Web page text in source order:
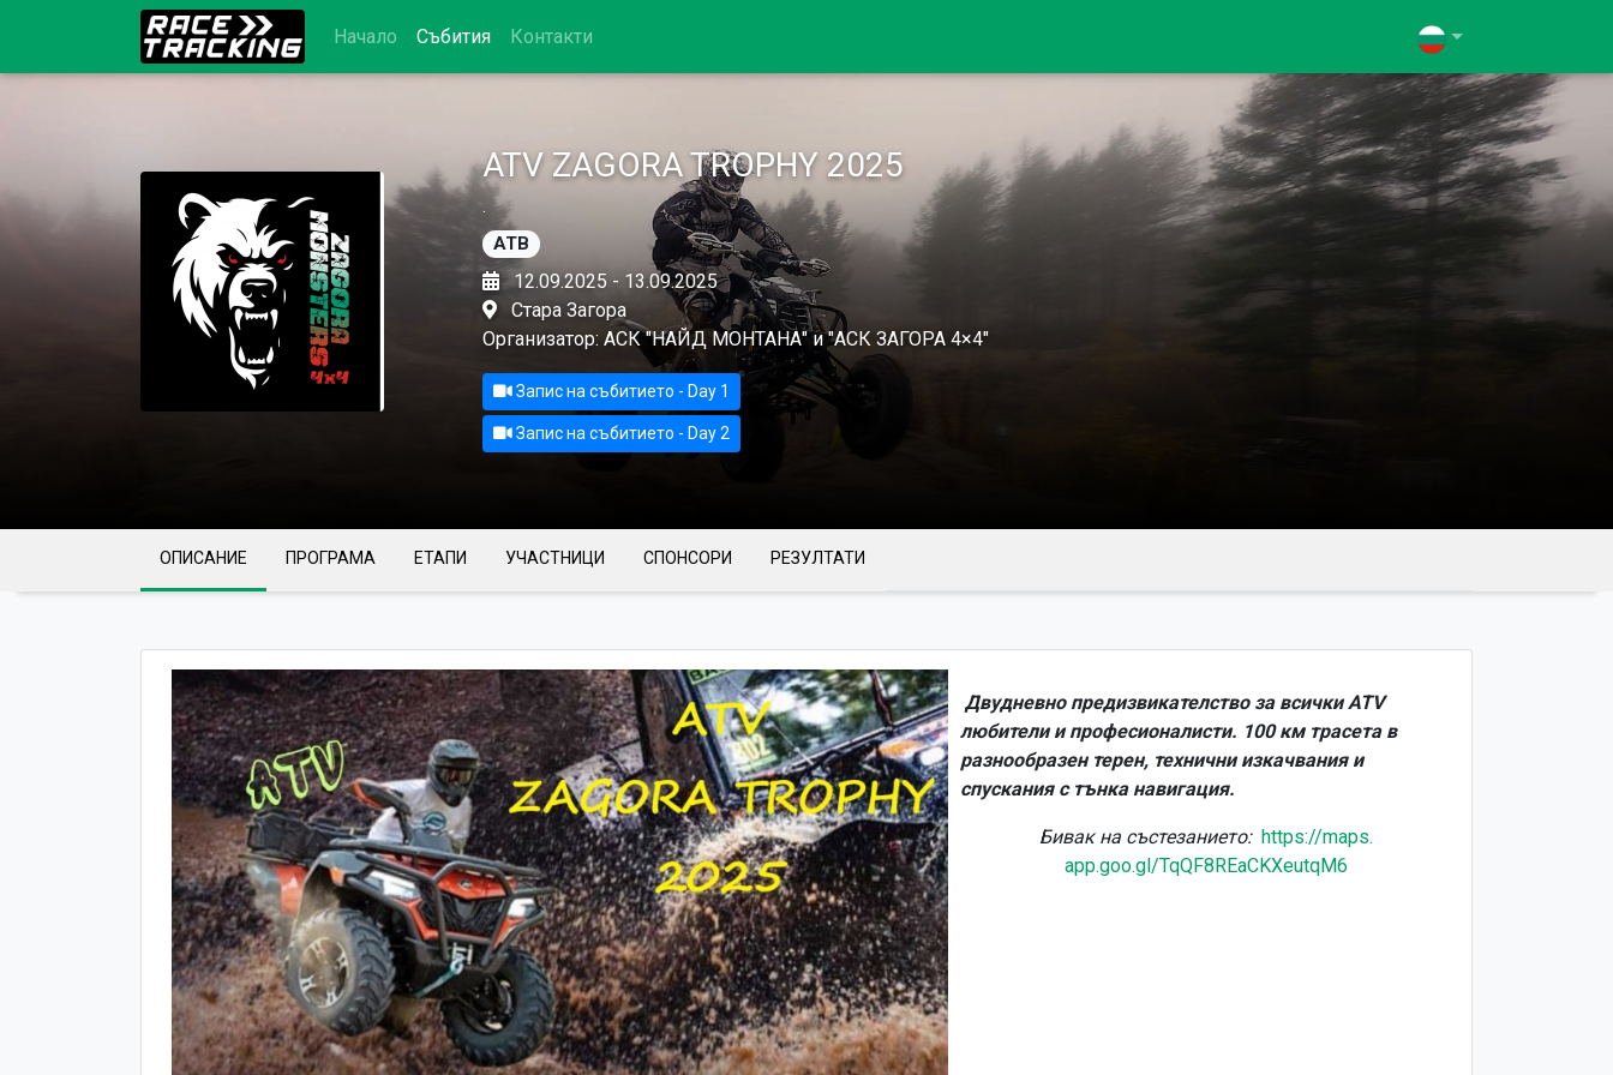
Начало Събития Контакти
ATV ZAGORA TROPHY 2025
.
АТВ
12.09.2025 - 13.09.2025
Стара Загора
Организатор: АСК "НАЙД МОНТАНА" и "АСК ЗАГОРА 4×4"
Запис на събитието - Day 1
Запис на събитието - Day 2
ОПИСАНИЕ ПРОГРАМА ЕТАПИ УЧАСТНИЦИ СПОНСОРИ РЕЗУЛТАТИ
Двудневно предизвикателство за всички ATV
любители и професионалисти. 100 км трасета в
разнообразен терен, технични изкачвания и
спускания с тънка навигация.
Бивак на състезанието:https://maps.
app.goo.gl/TqQF8REaCKXeutqM6